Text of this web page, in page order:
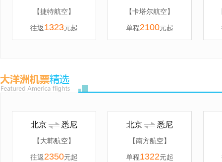
【捷特航空】
往返1323元起
【卡塔尔航空】
单程2100元起
北京 悉尼
【大韩航空】
往返2350元起
北京 悉尼
【南方航空】
单程1322元起